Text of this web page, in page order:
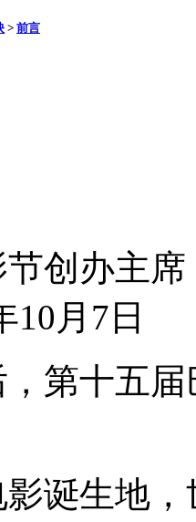
> 前言
创办主席
10月7日
第十五
诞生地